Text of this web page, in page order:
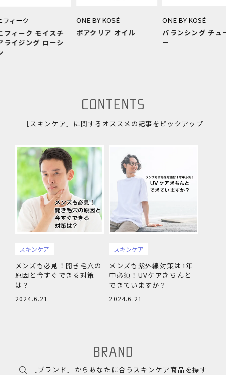
ONE BY KOSÉ
ポアクリア オイル
ONE BY KOSÉ
バランシング チューナ
［スキンケア］に関するオススメの記事をピックアップ
スキンケア
メンズも必見！開き毛穴の
原因と今すぐできる対策
は？
2024.6.21
スキンケア
メンズも紫外線対策は1年
中必須！UVケアきちんと
できていますか？
2024.6.21
［ブランド］からあなたに合うスキンケア商品を探す